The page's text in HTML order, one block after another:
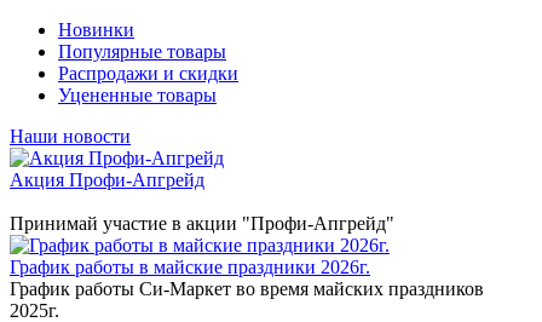
Новинки
Популярные товары
Распродажи и скидки
Уцененные товары
Наши новости
Акция Профи-Апгрейд
Принимай участие в акции "Профи-Апгрейд"
График работы в майские праздники 2026г.
График работы Си-Маркет во время майских праздников
2025г.